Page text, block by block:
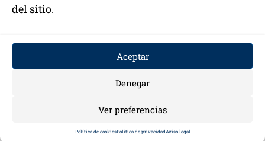
del sitio.
Aceptar
Denegar
Ver preferencias
Política de cookiesPolítica de privacidadAviso legal
✆(+34) 649 533 296